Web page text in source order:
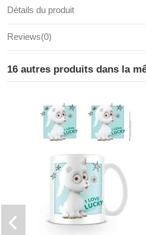
Détails du produit
Reviews(0)
16 autres produits dans la